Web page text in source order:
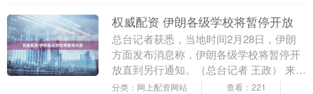
权威配资 伊朗各级学校将暂停开放
总台记者获悉，当地时间2月28日，伊朗
方面发布消息称，伊朗各级学校将暂停开
放直到另行通知。（总台记者 王政） 来
源：央视新闻 编辑：考拉 编审：波涛....
分类：网上配资网站 查看：221